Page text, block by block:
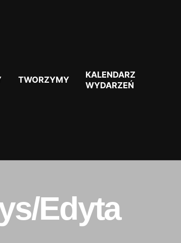
TWORZYMY
KALENDARZ
WYDARZEŃ
Edyta